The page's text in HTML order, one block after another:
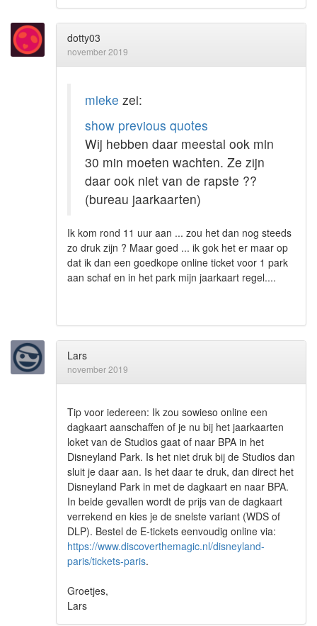
dotty03
november 2019
mieke zei:
show previous quotes
Wij hebben daar meestal ook min
30 min moeten wachten. Ze zijn
daar ook niet van de rapste ??
(bureau jaarkaarten)
Ik kom rond 11 uur aan ... zou het dan nog steeds
zo druk zijn ? Maar goed ... ik gok het er maar op
dat ik dan een goedkope online ticket voor 1 park
aan schaf en in het park mijn jaarkaart regel....
Lars
november 2019
Tip voor iedereen: Ik zou sowieso online een
dagkaart aanschaffen of je nu bij het jaarkaarten
loket van de Studios gaat of naar BPA in het
Disneyland Park. Is het niet druk bij de Studios dan
sluit je daar aan. Is het daar te druk, dan direct het
Disneyland Park in met de dagkaart en naar BPA.
In beide gevallen wordt de prijs van de dagkaart
verrekend en kies je de snelste variant (WDS of
DLP). Bestel de E-tickets eenvoudig online via:
https://www.discoverthemagic.nl/disneyland-
paris/tickets-paris.
Groetjes,
Lars